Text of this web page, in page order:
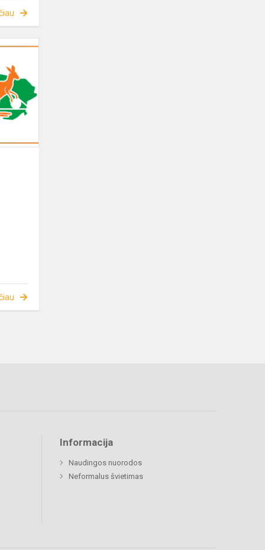
Informacija
Naudingos nuorodos
Neformalus švietimas